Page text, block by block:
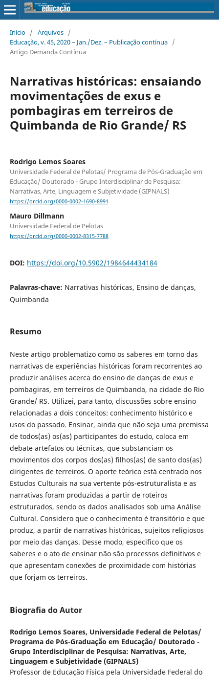
Início / Arquivos /
Educação, v. 45, 2020 – Jan./Dez. – Publicação contínua /
Artigo Demanda Contínua
Narrativas históricas: ensaiando
movimentações de exus e
pombagiras em terreiros de
Quimbanda de Rio Grande/ RS
Rodrigo Lemos Soares
Universidade Federal de Pelotas/ Programa de Pós-Graduação em
Educação/ Doutorado - Grupo Interdisciplinar de Pesquisa:
Narrativas, Arte, Linguagem e Subjetividade (GIPNALS)
https://orcid.org/0000-0002-1690-8991
Mauro Dillmann
Universidade Federal de Pelotas
https://orcid.org/0000-0002-8315-7788
DOI: https://doi.org/10.5902/1984644434184
Palavras-chave: Narrativas históricas, Ensino de danças,
Quimbanda
Resumo
Neste artigo problematizo como os saberes em torno das
narrativas de experiências históricas foram recorrentes ao
produzir análises acerca do ensino de danças de exus e
pombagiras, em terreiros de Quimbanda, na cidade do Rio
Grande/ RS. Utilizei, para tanto, discussões sobre ensino
relacionadas a dois conceitos: conhecimento histórico e
usos do passado. Ensinar, ainda que não seja uma premissa
de todos(as) os(as) participantes do estudo, coloca em
debate artefatos ou técnicas, que substanciam os
movimentos dos corpos dos(as) filhos(as) de santo dos(as)
dirigentes de terreiros. O aporte teórico está centrado nos
Estudos Culturais na sua vertente pós-estruturalista e as
narrativas foram produzidas a partir de roteiros
estruturados, sendo os dados analisados sob uma Análise
Cultural. Considero que o conhecimento é transitório e que
produz, a partir de narrativas históricas, sujeitos religiosos
por meio das danças. Desse modo, especifico que os
saberes e o ato de ensinar não são processos definitivos e
que apresentam conexões de proximidade com histórias
que forjam os terreiros.
Biografia do Autor
Rodrigo Lemos Soares, Universidade Federal de Pelotas/
Programa de Pós-Graduação em Educação/ Doutorado -
Grupo Interdisciplinar de Pesquisa: Narrativas, Arte,
Linguagem e Subjetividade (GIPNALS)
Professor de Educação Física pela Universidade Federal do